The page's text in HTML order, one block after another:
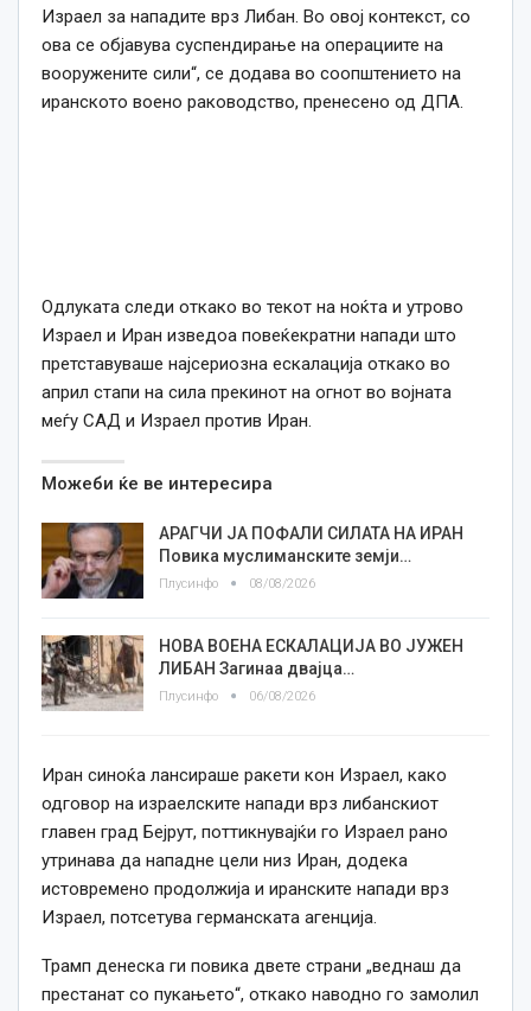
Израел за нападите врз Либан. Во овој контекст, со
ова се објавува суспендирање на операциите на
вооружените сили“, се додава во соопштението на
иранското воено раководство, пренесено од ДПА.
Одлуката следи откако во текот на ноќта и утрово
Израел и Иран изведоа повеќекратни напади што
претставуваше најсериозна ескалација откако во
април стапи на сила прекинот на огнот во војната
меѓу САД и Израел против Иран.
Можеби ќе ве интересира
АРАГЧИ ЈА ПОФАЛИ СИЛАТА НА ИРАН
Повика муслиманските земји…
Плусинфо 08/08/2026
НОВА ВОЕНА ЕСКАЛАЦИЈА ВО ЈУЖЕН
ЛИБАН Загинаа двајца…
Плусинфо 06/08/2026
Иран синоќа лансираше ракети кон Израел, како
одговор на израелските напади врз либанскиот
главен град Бејрут, поттикнувајќи го Израел рано
утринава да нападне цели низ Иран, додека
истовремено продолжија и иранските напади врз
Израел, потсетува германската агенција.
Трамп денеска ги повика двете страни „веднаш да
престанат со пукањето“, откако наводно го замолил